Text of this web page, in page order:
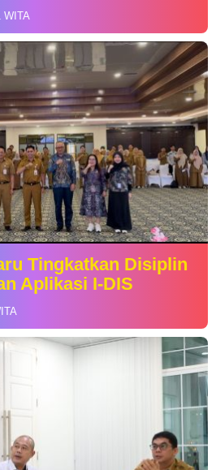
WITA
Tingkatkan Disiplin
Aplikasi I-DIS